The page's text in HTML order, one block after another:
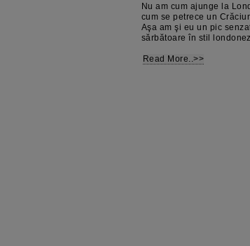
Nu am cum ajunge la
cum se petrece un
Aşa am şi eu un pic
sărbătoare în stil
Read More..>>